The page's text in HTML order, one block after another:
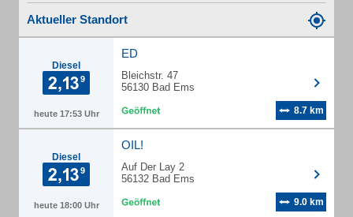
Aktueller Standort
Diesel
heute 17:53 Uhr
ED
Bleichstr. 47
56130 Bad Ems
8.7 km
Diesel
heute 18:00 Uhr
OIL!
Auf Der Lay 2
56132 Bad Ems
9.0 km